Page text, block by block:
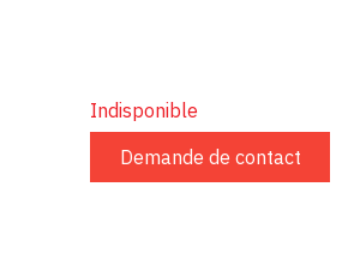
Indisponible
Demande de contact